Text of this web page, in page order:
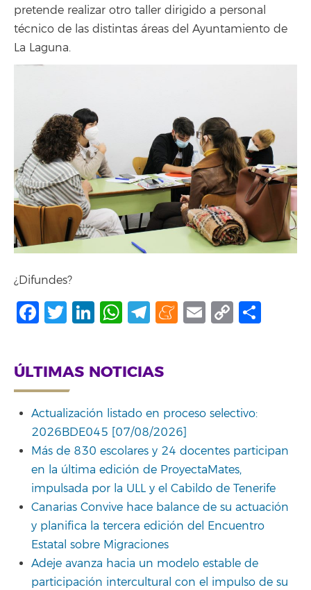
pretende realizar otro taller dirigido a personal
técnico de las distintas áreas del Ayuntamiento de
La Laguna.
¿Difundes?
Facebook
Twitter
LinkedIn
WhatsApp
Telegram
Meneame
Email
Copy
ÚLTIMAS NOTICIAS
Actualización listado en proceso selectivo:
2026BDE045 [07/08/2026]
Más de 830 escolares y 24 docentes participan
en la última edición de ProyectaMates,
impulsada por la ULL y el Cabildo de Tenerife
Canarias Convive hace balance de su actuación
y planifica la tercera edición del Encuentro
Estatal sobre Migraciones
Adeje avanza hacia un modelo estable de
participación intercultural con el impulso de su